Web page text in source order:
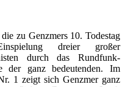
zu Genzmers 10. Todestag
dreier großer
durch das Rundfunk-
der ganz bedeutenden. Im
1 zeigt sich Genzmer ganz